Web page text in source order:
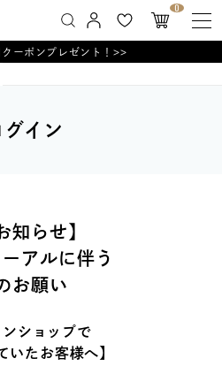
0
ーポンプレゼント！>>
グイン
知らせ】
アルに伴う
お願い
ンショップで
いたお客様へ】